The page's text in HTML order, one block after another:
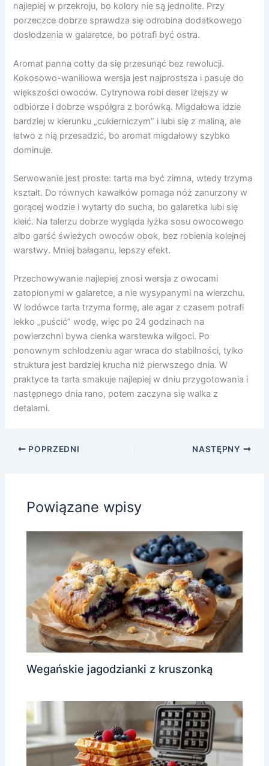
najlepiej w przekroju, bo kolory nie są jednolite. Przy
porzeczce dobrze sprawdza się odrobina dodatkowego
dosłodzenia w galaretce, bo potrafi być ostra.
Aromat panna cotty da się przesunąć bez rewolucji.
Kokosowo-waniliowa wersja jest najprostsza i pasuje do
większości owoców. Cytrynowa robi deser lżejszy w
odbiorze i dobrze współgra z borówką. Migdałowa idzie
bardziej w kierunku „cukierniczym” i lubi się z maliną, ale
łatwo z nią przesadzić, bo aromat migdałowy szybko
dominuje.
Serwowanie jest proste: tarta ma być zimna, wtedy trzyma
kształt. Do równych kawałków pomaga nóż zanurzony w
gorącej wodzie i wytarty do sucha, bo galaretka lubi się
kleić. Na talerzu dobrze wygląda łyżka sosu owocowego
albo garść świeżych owoców obok, bez robienia kolejnej
warstwy. Mniej bałaganu, lepszy efekt.
Przechowywanie najlepiej znosi wersja z owocami
zatopionymi w galaretce, a nie wysypanymi na wierzchu.
W lodówce tarta trzyma formę, ale agar z czasem potrafi
lekko „puścić” wodę, więc po 24 godzinach na
powierzchni bywa cienka warstewka wilgoci. Po
ponownym schłodzeniu agar wraca do stabilności, tylko
struktura jest bardziej krucha niż pierwszego dnia. W
praktyce ta tarta smakuje najlepiej w dniu przygotowania i
następnego dnia rano, potem zaczyna się walka z
detalami.
POPRZEDNI NASTĘPNY
Powiązane wpisy
Wegańskie jagodzianki z kruszonką